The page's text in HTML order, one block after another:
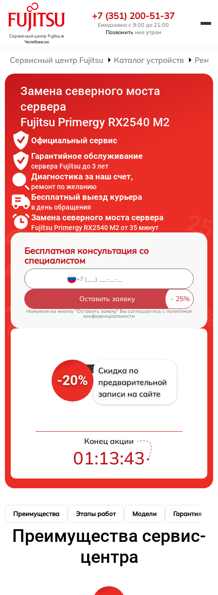
Сервисный центр Fujitsuв
Челябинске
+7 (351) 200-51-37
Ежедневно с 9:00 до 21:00
Позвонить мне утром
Сервисный центр Fujitsu Каталог устройств
Замена северного моста
сервера
Fujitsu Primergy RX2540 M2
Официальный сервис
Гарантийное обслуживание
сервера Fujitsu до 3 лет
Диагностика за наш счет,
ремонт по желанию
Бесплатный выезд курьера
в день обращения
Замена северного моста сервера
Fujitsu Primergy RX2540 M2 от 35 минут
Бесплатная консультация со
специалистом
Оставить заявку
Нажимая на кнопку "Оставить заявку" Вы соглашаетесь cполитикой
конфиденциальности
-20%
Скидка по
предварительной
записи на сайте
Конец акции
01:13:42
Преимущества Этапы работ Модели Гарантия
Преимущества сервис-
центра